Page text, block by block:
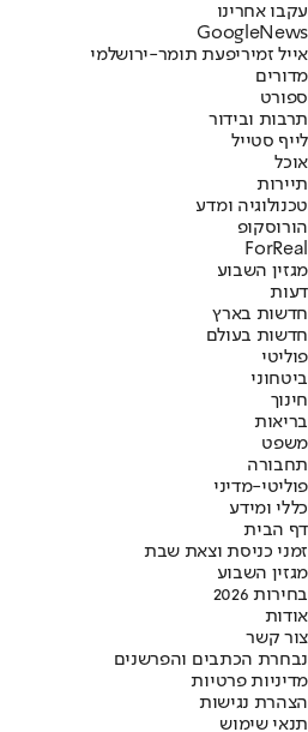
עקבו אחרינו
Googl eNews
אייל זמיריפעת תומר-ירושלמי
מדורים
ספורט
תרבות ובידור
לייף סטייל
אוכל
תיירות
טכנולוגיה ומדע
הורוסקופ
ForReal
מגזין השבוע
דעות
חדשות בארץ
חדשות בעולם
פוליטי
ביטחוני
חינוך
בריאות
משפט
תחבורה
פוליטי-מדיני
כללי ומידע
דף הבית
זמני כניסת וצאת שבת
מגזין השבוע
בחירות 2026
אודות
צור קשר
נבחרת הכתבים והפרשנים
מדיניות פרטיות
הצהרת נגישות
תנאי שימוש